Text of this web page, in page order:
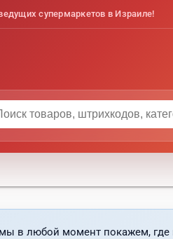
супермаркетов в Израиле!
в любой момент покажем, где